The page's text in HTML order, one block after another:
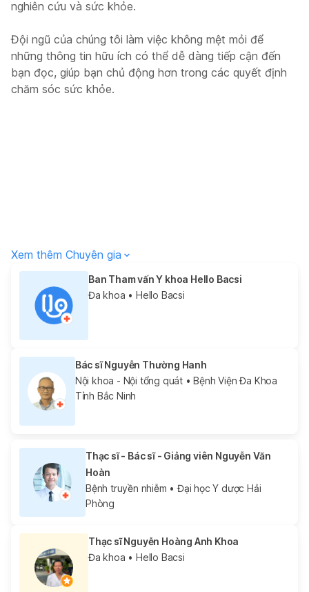
nghiên cứu và sức khỏe.
Đội ngũ của chúng tôi làm việc không mệt mỏi để
những thông tin hữu ích có thể dễ dàng tiếp cận đến
bạn đọc, giúp bạn chủ động hơn trong các quyết định
chăm sóc sức khỏe.
Xem thêm Chuyên gia
Ban Tham vấn Y khoa Hello Bacsi
Đa khoa • Hello Bacsi
Bác sĩ Nguyễn Thường Hanh
Nội khoa - Nội tổng quát• Bệnh Viện Đa Khoa
Tỉnh Bắc Ninh
Thạc sĩ - Bác sĩ - Giảng viên Nguyễn Văn
Hoàn
Bệnh truyền nhiễm • Đại học Y dược Hải
Phòng
Thạc sĩ Nguyễn Hoàng Anh Khoa
Đa khoa • Hello Bacsi